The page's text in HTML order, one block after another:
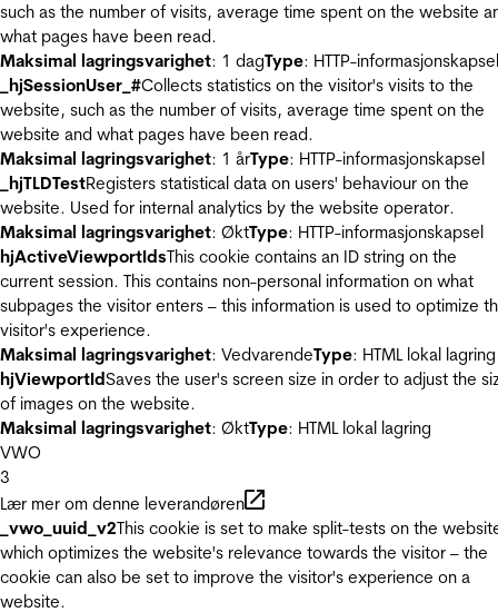
such as the number of visits, average time spent on the website
what pages have been read.
Maksimal lagringsvarighet: 1 dagType: HTTP-informasjonskapsel
_hjSessionUser_#Collects statistics on the visitor's visits to the
website, such as the number of visits, average time spent on the
website and what pages have been read.
Maksimal lagringsvarighet: 1 årType: HTTP-informasjonskapsel
_hjTLDTestRegisters statistical data on users' behaviour on the
website. Used for internal analytics by the website operator.
Maksimal lagringsvarighet: ØktType: HTTP-informasjonskapsel
hjActiveViewportIdsThis cookie contains an ID string on the
current session. This contains non-personal information on what
subpages the visitor enters – this information is used to optimize
visitor's experience.
Maksimal lagringsvarighet: VedvarendeType: HTML lokal lagring
hjViewportIdSaves the user's screen size in order to adjust the
of images on the website.
Maksimal lagringsvarighet: ØktType: HTML lokal lagring
VWO
3
Lær mer om denne leverandøren
_vwo_uuid_v2This cookie is set to make split-tests on the
which optimizes the website's relevance towards the visitor – the
cookie can also be set to improve the visitor's experience on a
website.